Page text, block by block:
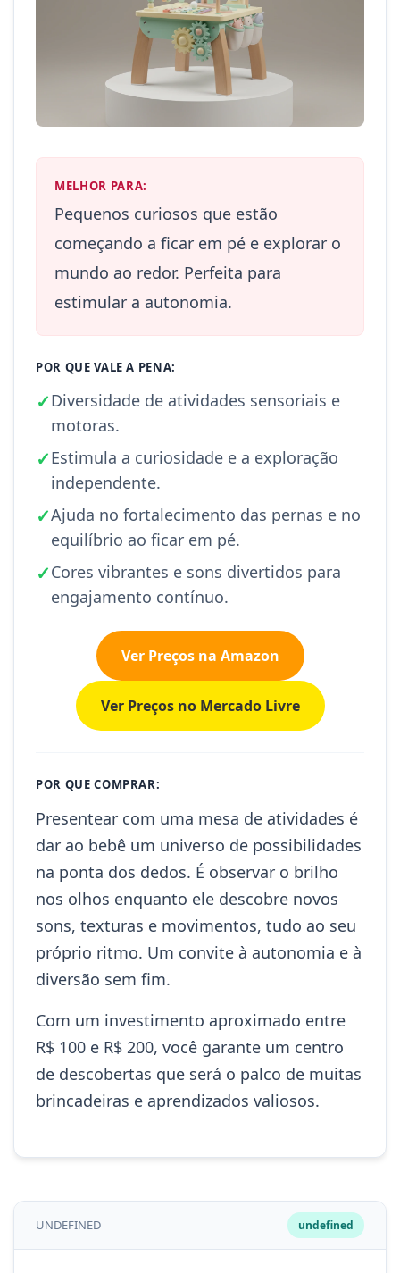
MELHOR PARA:
Pequenos curiosos que estão
começando a ficar em pé e explorar o
mundo ao redor. Perfeita para
estimular a autonomia.
POR QUE VALE A PENA:
✓Diversidade de atividades sensoriais e
motoras.
✓Estimula a curiosidade e a exploração
independente.
✓Ajuda no fortalecimento das pernas e no
equilíbrio ao ficar em pé.
✓Cores vibrantes e sons divertidos para
engajamento contínuo.
Ver Preços na Amazon
Ver Preços no Mercado Livre
POR QUE COMPRAR:
Presentear com uma mesa de atividades é
dar ao bebê um universo de possibilidades
na ponta dos dedos. É observar o brilho
nos olhos enquanto ele descobre novos
sons, texturas e movimentos, tudo ao seu
próprio ritmo. Um convite à autonomia e à
diversão sem fim.
Com um investimento aproximado entre
R$ 100 e R$ 200, você garante um centro
de descobertas que será o palco de muitas
brincadeiras e aprendizados valiosos.
UNDEFINED undefined